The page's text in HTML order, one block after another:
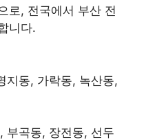
로, 전국에서 부산 전
니다.
지동, 가락동, 녹산동,
부곡동, 장전동, 선두